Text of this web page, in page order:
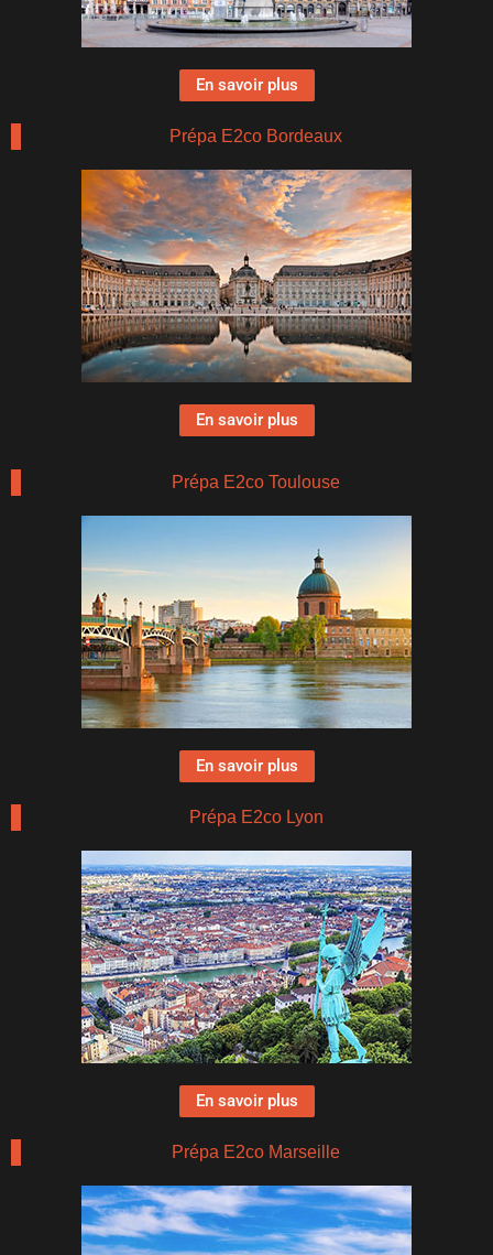
En savoir plus
Prépa E2co Bordeaux
En savoir plus
Prépa E2co Toulouse
En savoir plus
Prépa E2co Lyon
En savoir plus
Prépa E2co Marseille